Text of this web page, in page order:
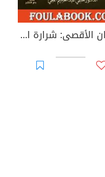
طوفان الأقصى: شرارة التحرير وفجر التغيير